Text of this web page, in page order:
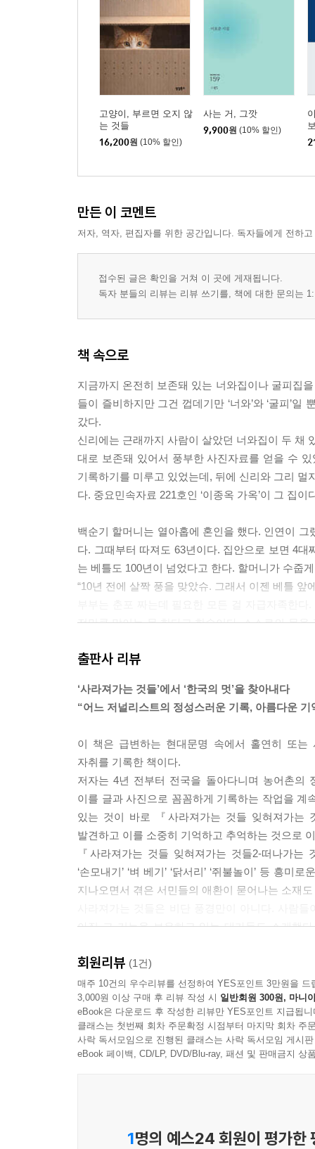
월급봉투… 서민들의 애환과 행복이 함께 담겼던
장발단속… 긴 머리 안돼! 짧은 치마도 안돼!
뻥튀기… 아이들 혼을 쏙 빼놓던 군것질거리
떠돌이 약장수… 쇼도 하고 약도 팔던 ‘시대의 아이
아이스케키… 달콤하던 맛도 속절없이 녹아버리고
엿장수… 철컥 철컥 철철철~ 신나던 가위 소리
성냥공장… 공장문은 녹슬고 야적장엔 잡초만
봉숭아 빛 곱게 물든 저녁
쥐불놀이… 논두렁 태우며 풍년 기원하던 풍습
봉숭아 물들이기… 첫눈 올 때까지 남아있으면……
가마솥… 터줏대감이 천덕꾸러기가 되어
썰매… 논바닥?모닥불에 묻어둔 추억들
짚신… 백성들의 발이 되고 친구가 되고
지게… 한 사내의 죽음이 전설로 남아
마장터… 깊은 산골 너른 터에 장터가 있었네
고양이, 부르면 오지 않
는 것들
16,200원 (10% 할인)
사는 거, 그깟
9,900원 (10% 할인)
만든 이 코멘트
저자, 역자, 편집자를 위한 공간입니다. 독자들에게 전하
접수된 글은 확인을 거쳐 이 곳에 게재됩니다.
독자 분들의 리뷰는 리뷰 쓰기를, 책에 대한 문의는
책 속으로
지금까지 온전히 보존돼 있는 너와집이나 굴피집
들이 즐비하지만 그건 껍데기만 ‘너와’와 ‘굴피’
갔다.
신리에는 근래까지 사람이 살았던 너와집이 두 채
대로 보존돼 있어서 풍부한 사진자료를 얻을 수
기록하기를 미루고 있었는데, 뒤에 신리와 그리
다. 중요민속자료 221호인 ‘이종옥 가옥’이 그 집이
백순기 할머니는 열아홉에 혼인을 했다. 인연이
다. 그때부터 따져도 63년이다. 집안으로 보면 4
는 베틀도 100년이 넘었다고 한다. 할머니가 수줍
“10년 전에 살짝 풍을 맞았슈. 그래서 이젠 베틀
전만큼 많이는 못 한다고 한숨이다. 스스로의 몸
“당신이나 나나 미친놈들인 게야. 누가 알아준다
그 ‘미친놈’이라는 한마디가 늙은 시인과 늙어가
또 지을 때마다 밥맛이 달라. 불을 어떻게 조절하
쇄가 바로 그 가마솥 같은 거야. 힘들고 번잡하지
그의 활판인쇄에 대한 지론은 분명했다. 그 지론
몇십 년 전까지만 해도 가마솥은 생필품 1호였다.
사철에 힘을 쓴다. 날이 밝기도 전에 가마솥에 겨
을 가득 채웠다. 그때쯤 되면 부엌의 작은 가마솥
뚜껑을 열고 밀어 넣었다.
아궁이에 감자나 고구마를 묻어놓고 기다리던 시
출판사 리뷰
‘사라져가는 것들’에서 ‘한국의 멋’을 찾아내다
“어느 저널리스트의 정성스러운 기록, 아름다운 기
이 책은 급변하는 현대문명 속에서 홀연히 또는
자취를 기록한 책이다.
저자는 4년 전부터 전국을 돌아다니며 농어촌의
이를 글과 사진으로 꼼꼼하게 기록하는 작업을
있는 것이 바로 『사라져가는 것들 잊혀져가는
발견하고 이를 소중히 기억하고 추억하는 것으로
『사라져가는 것들 잊혀져가는 것들2-떠나가는
‘손모내기’ ‘벼 베기’ ‘닭서리’ ‘쥐불놀이’ 등 흥미
지나오면서 겪은 서민들의 애환이 묻어나는 소재
아직 그 기능을 보유하고 있는 대가들도 소개했
정신을 이어가는 작업에 더욱 의미를 두는 듯하다.
전통문화를 다루는 저자의 글과 사진은 미학적
편마다 다른 주인공과 구성으로 재구성한 이야기
이 책은 나이 지긋한 독자들에게 친숙한 농경
신세대들에게는 사라져가는 것들에서 다시 한 번
회원리뷰 (1건)
매주 10건의 우수리뷰를 선정하여 YES포인트 3만원을 드
3,000원 이상 구매 후 리뷰 작성 시 일반회원 300원, 마니
eBook은 다운로드 후 작성한 리뷰만 YES포인트 지급됩니
클래스는 첫번째 회차 주문확정 시점부터 마지막 회차 주
사락 독서모임으로 진행된 클래스는 사락 독서모임 게시
eBook 페이백, CD/LP, DVD/Blu-ray, 패션 및 판매금지 상
1명의 예스24 회원이 평가한